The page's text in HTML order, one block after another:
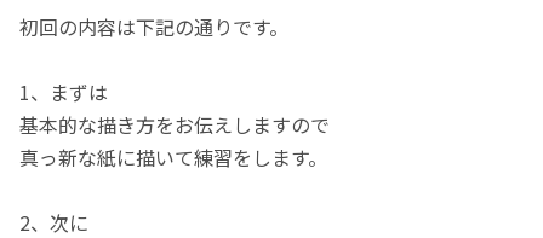
初回の内容は下記の通りです。
1、まずは
基本的な描き方をお伝えしますので
真っ新な紙に描いて練習をします。
2、次に